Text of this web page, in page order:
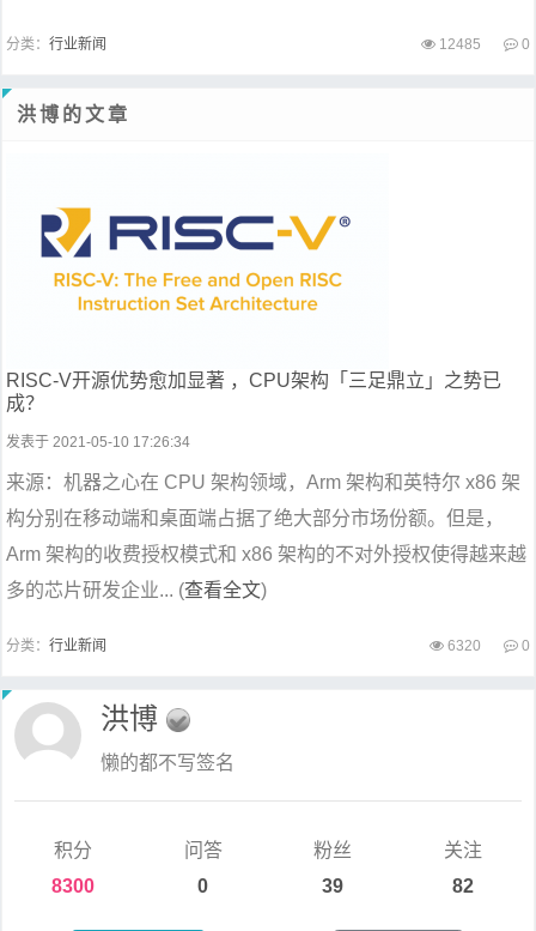
分类： 行业新闻 12485 0
洪博的文章
RISC-V开源优势愈加显著 ，CPU架构「三足鼎立」之势已
成？
发表于 2021-05-10 17:26:34
来源：机器之心在 CPU 架构领域，Arm 架构和英特尔 x86 架
构分别在移动端和桌面端占据了绝大部分市场份额。但是，
Arm 架构的收费授权模式和 x86 架构的不对外授权使得越来越
多的芯片研发企业... (查看全文)
分类： 行业新闻 6320 0
洪博
懒的都不写签名
积分
8300
问答
0
粉丝
39
关注
82